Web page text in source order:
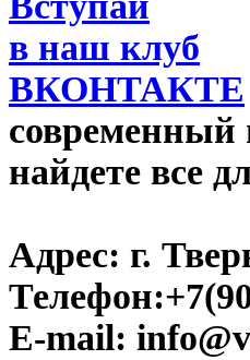
в наш клуб
ВКОНТАКТЕ
современный
найдете все
Адрес: г.
Телефон:
E-mail: